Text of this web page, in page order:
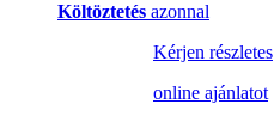
Költöztetés azonnal
Kérjen részletes
online ajánlatot